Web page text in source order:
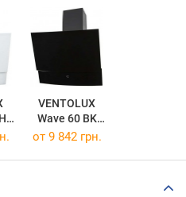
VENTOLUX
Wave 60 BK
1000 TRC MM
от 9 842 грн.